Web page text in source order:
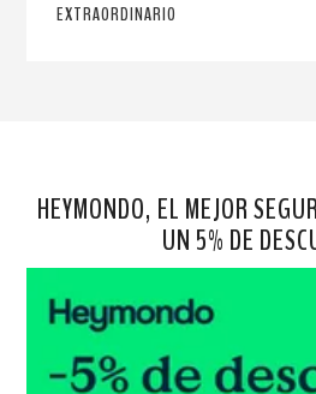
EXTRAORDINARIO
HEYMONDO, EL MEJOR
UN 5% DE